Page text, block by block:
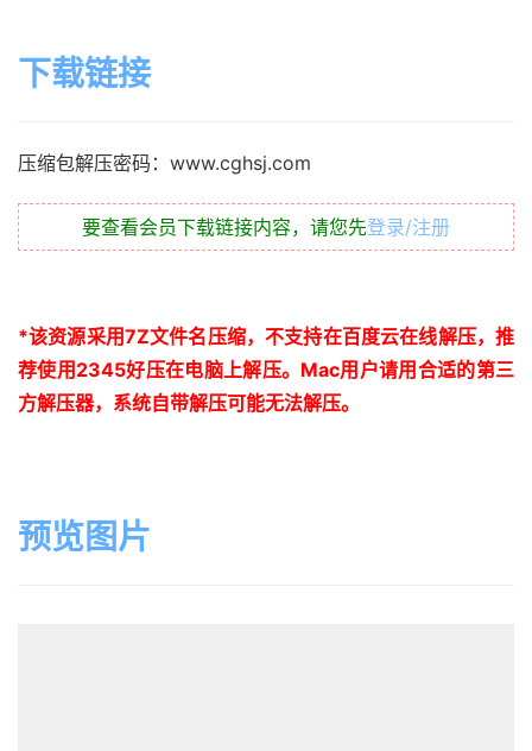
下载链接
压缩包解压密码：www.cghsj.com
要查看会员下载链接内容，请您先登录/注册
*该资源采用7Z文件名压缩，不支持在百度云在线解压，推
荐使用2345好压在电脑上解压。 Mac用户请用合适的第三
方解压器，系统自带解压可能无法解压。
预览图片